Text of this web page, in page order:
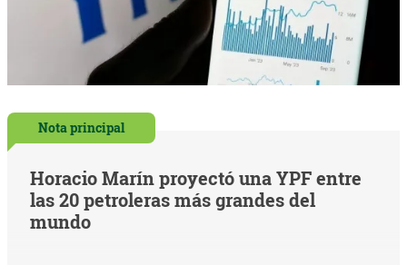
Nota principal
Horacio Marín proyectó una YPF entre
las 20 petroleras más grandes del
mundo